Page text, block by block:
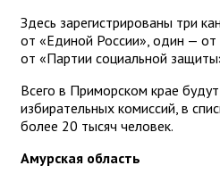
Здесь зарегистрированы три
от «Единой России», один —
от «Партии социальной
Всего в Приморском крае
избирательных комиссий, в
более 20 тысяч человек.
Амурская область